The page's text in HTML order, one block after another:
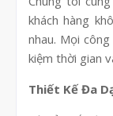
khách hàng
nhau. Mọi
kiệm thời gian
Thiết Kế Đa